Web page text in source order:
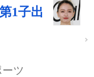
1子出
ツ